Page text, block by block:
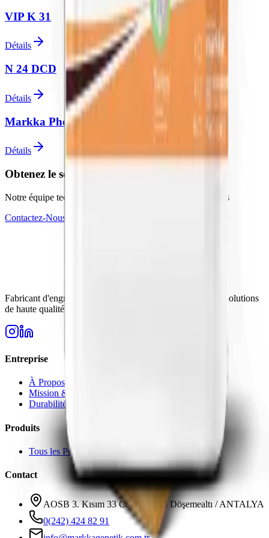
VIP K 31
Détails
N 24 DCD
Détails
Markka Phosphorus 0-20-20
Détails
Obtenez le soutien d'experts pour vos projets
Notre équipe technique est prête à répondre à vos questions
Contactez-Nous
Fabricant d'engrais de confiance en Turquie depuis 2006. Solutions
de haute qualité pour les besoins de l'agriculture moderne.
Entreprise
À Propos
Mission & Vision
Durabilité
Produits
Tous les Produits
Contact
AOSB 3. Kısım 33 Cadde No: 3 Döşemealtı / ANTALYA
0(242) 424 82 91